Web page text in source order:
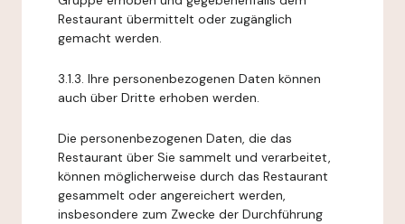
Restaurant übermittelt oder zugänglich
gemacht werden.
3.1.3. Ihre personenbezogenen Daten können
auch über Dritte erhoben werden.
Die personenbezogenen Daten, die das
Restaurant über Sie sammelt und verarbeitet,
können möglicherweise durch das Restaurant
gesammelt oder angereichert werden,
insbesondere zum Zwecke der Durchführung